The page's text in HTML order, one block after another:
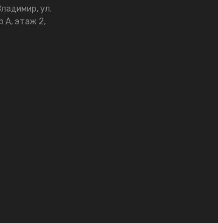
ул.
А, этаж 2,